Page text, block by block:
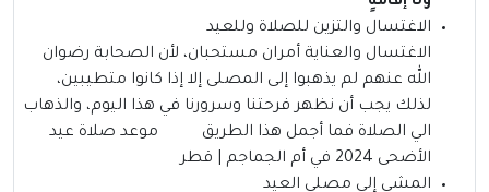
الاغتسال والتزين للصلاة وللعيد
الاغتسال والعناية أمران مستحبان، لأن الصحابة رضوان
الله عنهم لم يذهبوا إلى المصلى إلا إذا كانوا متطيبين،
لذلك يجب أن نظهر فرحتنا وسرورنا في هذا اليوم، والذهاب
الي الصلاة فما أجمل هذا الطريق موعد صلاة عيد
الأضحى 2024 في أم الجماجم | قطر
المشي إلى مصلى العيد